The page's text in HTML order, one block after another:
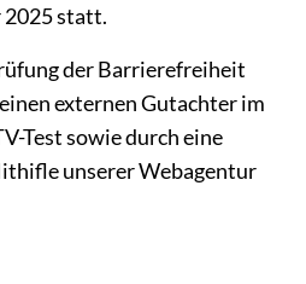
statt.
der Barrierefreiheit
externen Gutachter im
Test sowie durch eine
unserer Webagentur